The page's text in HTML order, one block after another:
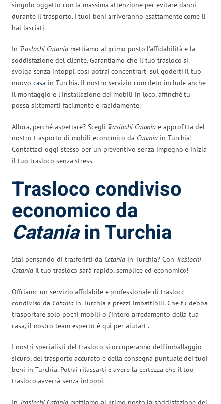
singolo oggetto con la massima attenzione per evitare danni
durante il trasporto. I tuoi beni arriveranno esattamente come li
hai lasciati.
In Traslochi Catania mettiamo al primo posto l’affidabilità e la
soddisfazione del cliente. Garantiamo che il tuo trasloco si
svolga senza intoppi, così potrai concentrarti sul goderti il tuo
nuovo casa in Turchia. Il nostro servizio completo include anche
il montaggio e l’installazione dei mobili in loco, affinché tu
possa sistemarti facilmente e rapidamente.
Allora, perché aspettare? Scegli Traslochi Catania e approfitta del
nostro trasporto di mobili economico da Catania in Turchia!
Contattaci oggi stesso per un preventivo senza impegno e inizia
il tuo trasloco senza stress.
Trasloco condiviso
economico da
Cataniain Turchia
Stai pensando di trasferirti da Catania in Turchia? Con Traslochi
Catania il tuo trasloco sarà rapido, semplice ed economico!
Offriamo un servizio affidabile e professionale di trasloco
condiviso da Catania in Turchia a prezzi imbattibili. Che tu debba
trasportare solo pochi mobili o l’intero arredamento della tua
casa, il nostro team esperto è qui per aiutarti.
I nostri specialisti del trasloco si occuperanno dell’imballaggio
sicuro, del trasporto accurato e della consegna puntuale dei tuoi
beni in Turchia. Potrai rilassarti e avere la certezza che il tuo
trasloco avverrà senza intoppi.
In Traslochi Catania mettiamo al primo posto la soddisfazione del